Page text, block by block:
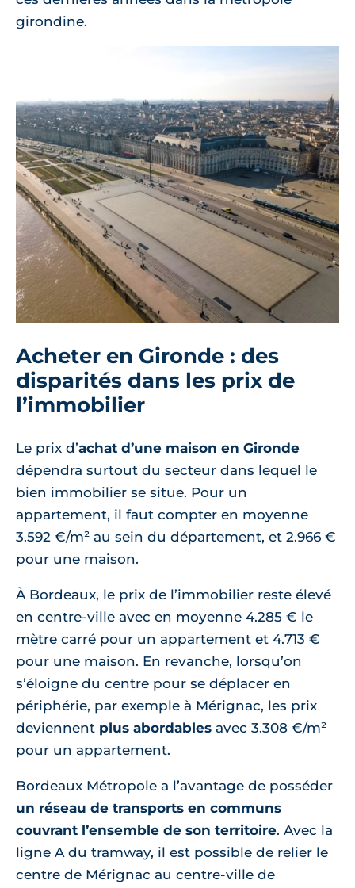
girondine.
Acheter en Gironde : des
disparités dans les prix de
l’immobilier
Le prix d’achat d’une maison en Gironde
dépendra surtout du secteur dans lequel le
bien immobilier se situe. Pour un
appartement, il faut compter en moyenne
3.592 €/m² au sein du département, et 2.966 €
pour une maison.
À Bordeaux, le prix de l’immobilier reste élevé
en centre-ville avec en moyenne 4.285 € le
mètre carré pour un appartement et 4.713 €
pour une maison. En revanche, lorsqu’on
s’éloigne du centre pour se déplacer en
périphérie, par exemple à Mérignac, les prix
deviennent plus abordables avec 3.308 €/m²
pour un appartement.
Bordeaux Métropole a l’avantage de posséder
un réseau de transports en communs
couvrant l’ensemble de son territoire. Avec la
ligne A du tramway, il est possible de relier le
centre de Mérignac au centre-ville de